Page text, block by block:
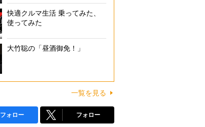
快適クルマ生活 乗ってみた、
使ってみた
大竹聡の「昼酒御免！」
一覧を見る
フォロー フォロー